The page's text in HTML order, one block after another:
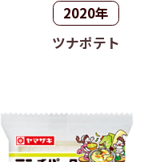
2020年
ツナポテト